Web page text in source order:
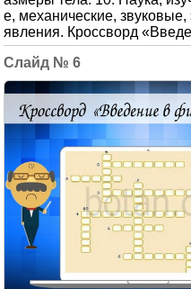
е, механические,
явления. Кроссворд
6